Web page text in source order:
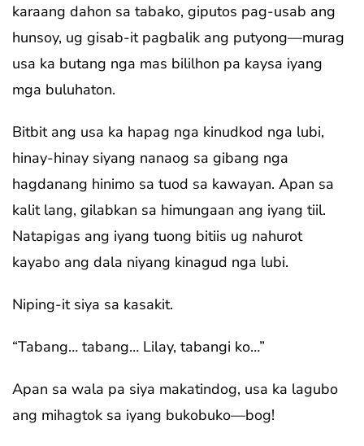
karaang dahon sa tabako, giputos pag-usab ang
hunsoy, ug gisab-it pagbalik ang putyong—murag
usa ka butang nga mas bililhon pa kaysa iyang
mga buluhaton.
Bitbit ang usa ka hapag nga kinudkod nga lubi,
hinay-hinay siyang nanaog sa gibang nga
hagdanang hinimo sa tuod sa kawayan. Apan sa
kalit lang, gilabkan sa himungaan ang iyang tiil.
Natapigas ang iyang tuong bitiis ug nahurot
kayabo ang dala niyang kinagud nga lubi.
Niping-it siya sa kasakit.
“Tabang… tabang… Lilay, tabangi ko…”
Apan sa wala pa siya makatindog, usa ka lagubo
ang mihagtok sa iyang bukobuko—bog!